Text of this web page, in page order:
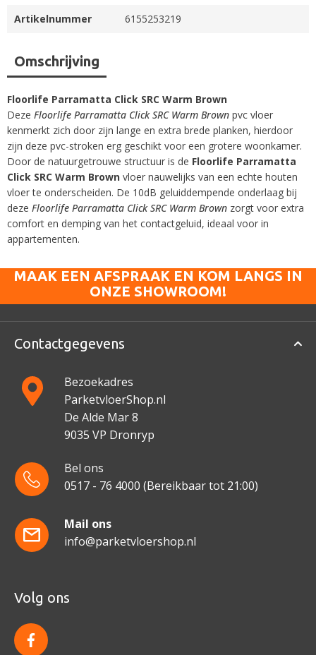
Artikelnummer 6155253219
Omschrijving
Floorlife Parramatta Click SRC Warm Brown
Deze Floorlife Parramatta Click SRC Warm Brown pvc vloer
kenmerkt zich door zijn lange en extra brede planken, hierdoor
zijn deze pvc-stroken erg geschikt voor een grotere woonkamer.
Door de natuurgetrouwe structuur is de Floorlife Parramatta
Click SRC Warm Brown vloer nauwelijks van een echte houten
vloer te onderscheiden. De 10dB geluiddempende onderlaag bij
deze Floorlife Parramatta Click SRC Warm Brown zorgt voor extra
comfort en demping van het contactgeluid, ideaal voor in
appartementen.
MAAK EEN AFSPRAAK EN KOM LANGS IN
ONZE SHOWROOM!
Contactgegevens
Bezoekadres
ParketvloerShop.nl
De Alde Mar 8
9035 VP Dronryp
Bel ons
0517 - 76 4000 (Bereikbaar tot 21:00)
Mail ons
info@parketvloershop.nl
Volg ons
f